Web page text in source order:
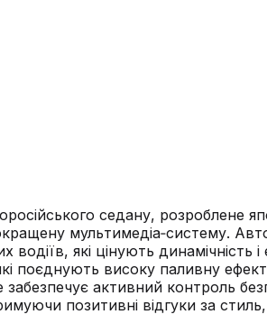
седану, розроблене
мультимедіа‑систему.
які цінують динамічність
поєднують високу паливну
активний контроль
позитивні відгуки за стиль,